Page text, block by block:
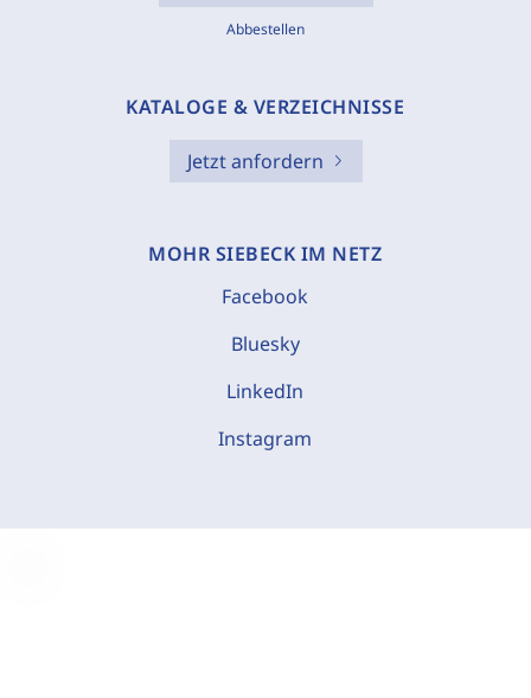
Abbestellen
KATALOGE & VERZEICHNISSE
Jetzt anfordern
MOHR SIEBECK IM NETZ
Facebook
Bluesky
LinkedIn
Instagram